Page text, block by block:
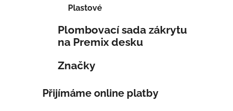
Plastové
Plombovací sada zákrytu
na Premix desku
Značky
Přijímáme online platby